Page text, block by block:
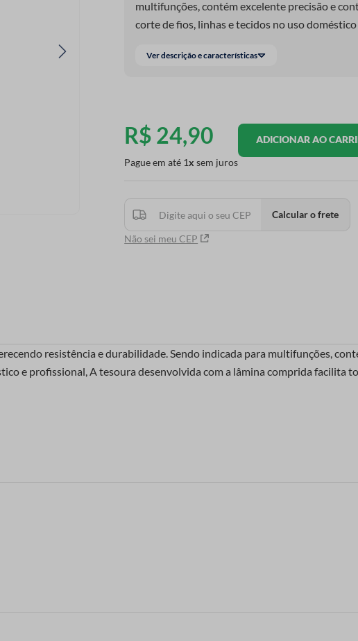
multifunções, contém excelente precisão e
corte de fios, linhas e tecidos no uso
com excelente desempenho, precisão e controle.
Ver descrição e características
R$ 24,90
Pague em até 1 sem juros
ADICIONAR AO
Não sei meu CEP
Calcular o frete
resistência e durabilidade. Sendo indicada para multifunções,
e profissional, A tesoura desenvolvida com a lâmina comprida facilita